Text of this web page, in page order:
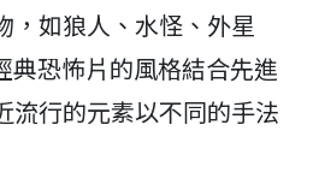
，如狼人、水怪、外星
恐怖片的風格結合先進
流行的元素以不同的手法